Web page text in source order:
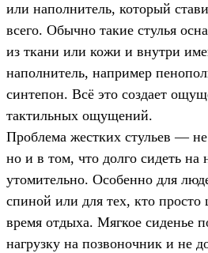
или наполнитель, который
всего. Обычно такие стулья
из ткани или кожи и внутри
наполнитель, например
синтепон. Всё это создает
тактильных ощущений.
Проблема жестких стульев — не
но и в том, что долго сидеть на
утомительно. Особенно для
спиной или для тех, кто просто
время отдыха. Мягкое сиденье
нагрузку на позвоночник и не